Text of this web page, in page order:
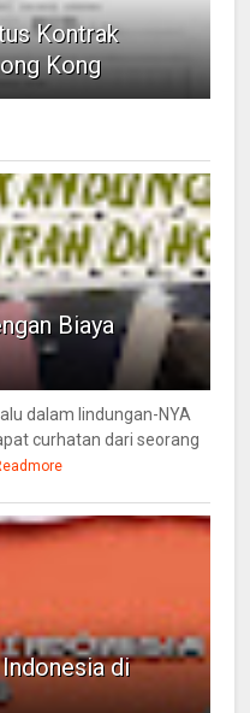
Kontrak
Kong
Biaya
dalam lindungan-NYA
curhatan dari seorang
di